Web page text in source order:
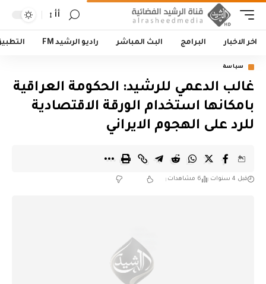
أأ
اخر الاخبار البرامج البث المباشر راديو الرشيد FM
سياسة
غالب الدعمي للرشيد: الحكومة العراقية
بامكانها استخدام الورقة الاقتصادية
للرد على الهجوم الايراني
قبل 4 سنوات 6 مشاهدات